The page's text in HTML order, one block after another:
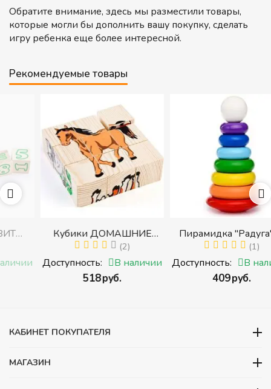
Обратите внимание, здесь мы разместили товары,
которые могли бы дополнить вашу покупку, сделать
игру ребенка еще более интересной.
Рекомендуемые товары
Кубики ДОМАШНИЕ
ЖИВОТНЫЕ (Томик)
(Набор кубиков
разрезных (складных))
(2)
Доступность: В наличии
руб.
Пирамидка "Радуга" (8
деталей) (Пирамидка
среднего размера)
(1)
Доступность: В наличии
руб.
КАБИНЕТ ПОКУПАТЕЛЯ
МАГАЗИН